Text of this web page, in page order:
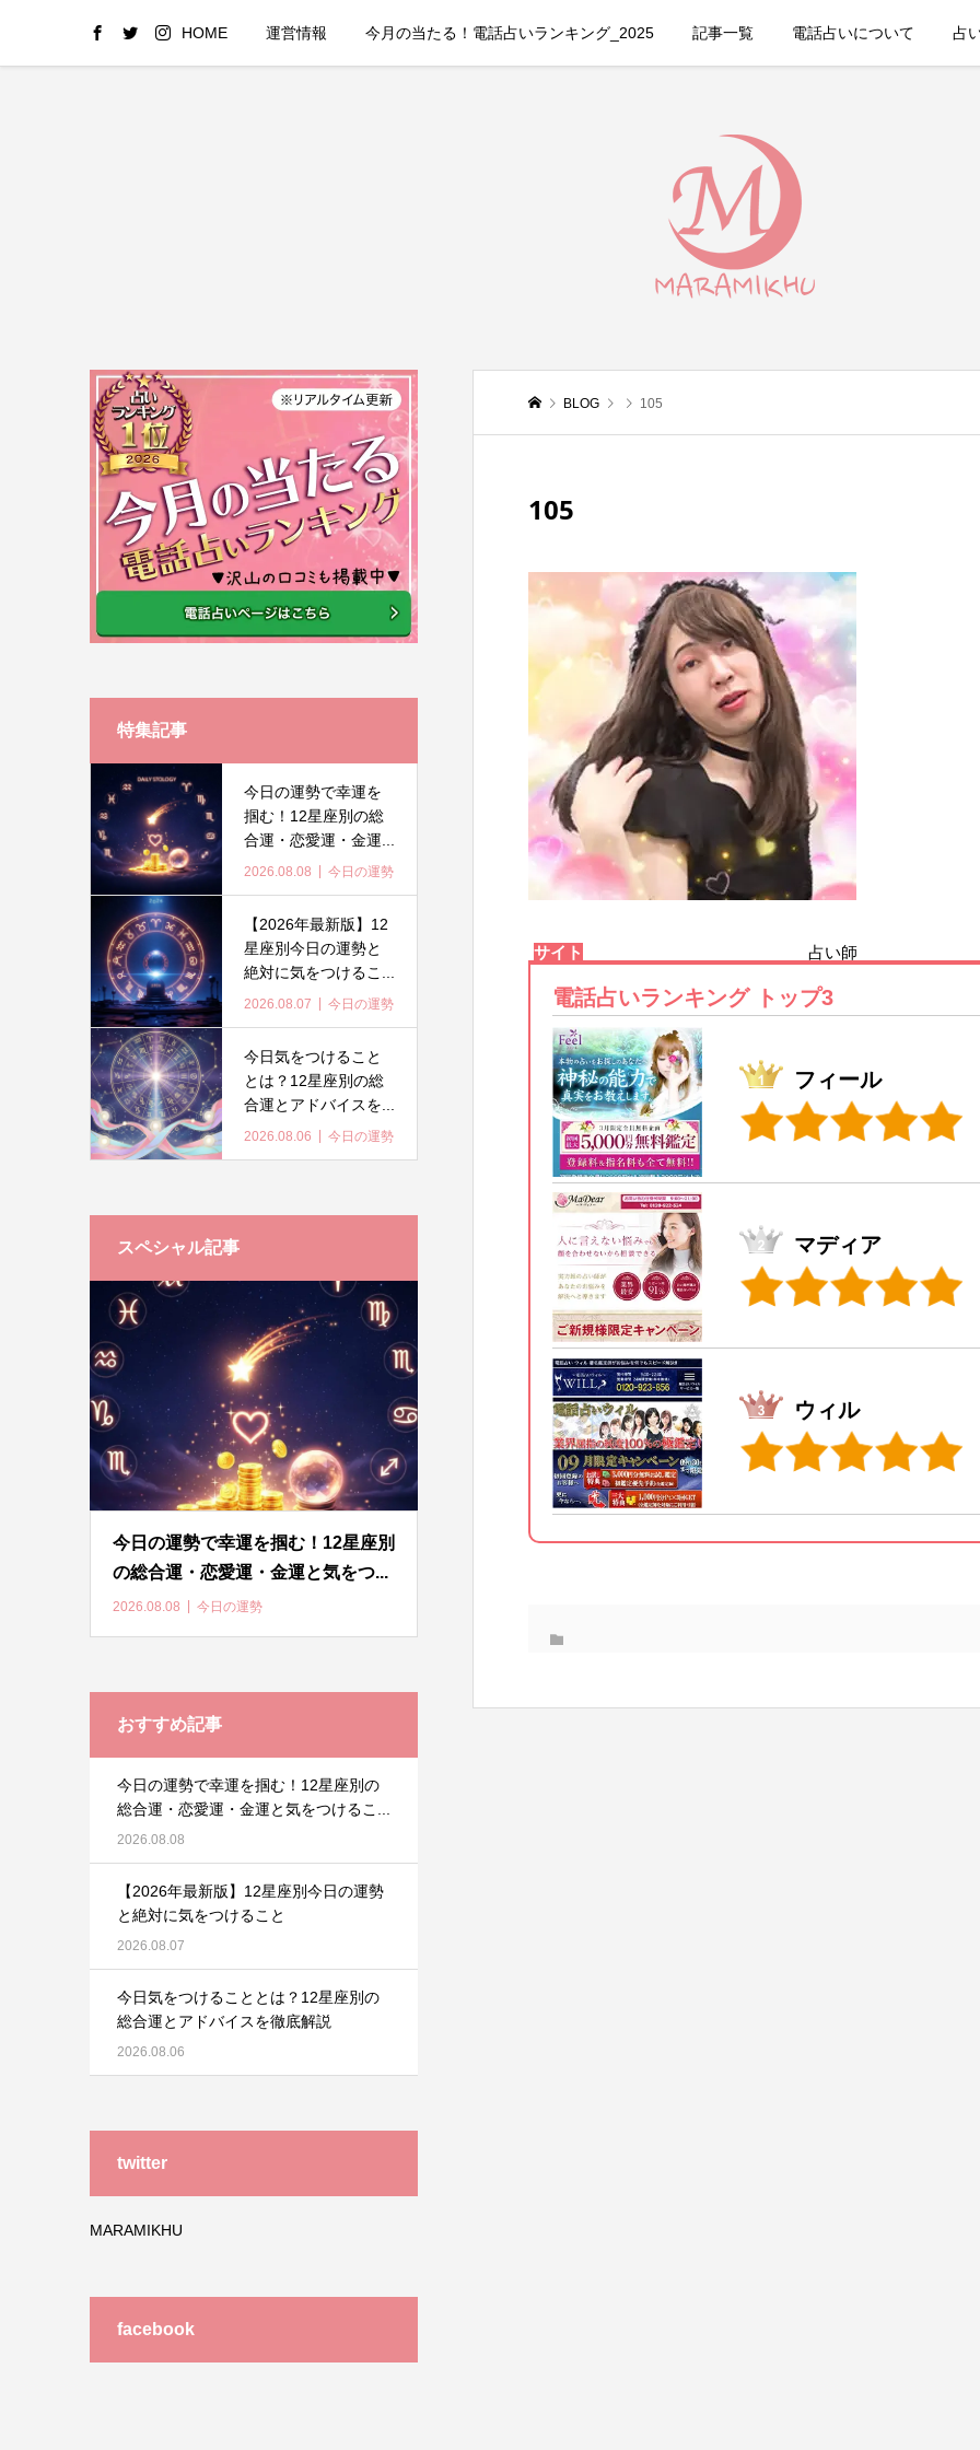
HOME 運営情報 今月の当たる！電話占いランキング_2025 記事一覧 電話占いについて 占
BLOG 105
105
サイト 占い師
電話占いランキング トップ3
フィール
マディア
ウィル
特集記事
今日の運勢で幸運を
掴む！12星座別の総
合運・恋愛運・金運...
2026.08.08 今日の運勢
【2026年最新版】12
星座別今日の運勢と
絶対に気をつけるこ...
2026.08.07 今日の運勢
今日気をつけること
とは？12星座別の総
合運とアドバイスを...
2026.08.06 今日の運勢
スペシャル記事
今日の運勢で幸運を掴む！12星座別
の総合運・恋愛運・金運と気をつ...
2026.08.08 今日の運勢
おすすめ記事
今日の運勢で幸運を掴む！12星座別の
総合運・恋愛運・金運と気をつけるこ...
2026.08.08
【2026年最新版】12星座別今日の運勢
と絶対に気をつけること
2026.08.07
今日気をつけることとは？12星座別の
総合運とアドバイスを徹底解説
2026.08.06
twitter
MARAMIKHU
facebook